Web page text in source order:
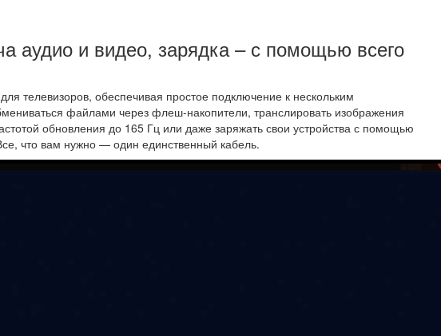
аудио и видео, зарядка – с помощью всего
телевизоров, обеспечивая простое подключение к нескольким
файлами через флеш-накопители, транслировать изображения
обновления до 165 Гц или даже заряжать свои устройства с помощью
что вам нужно — один единственный кабель.